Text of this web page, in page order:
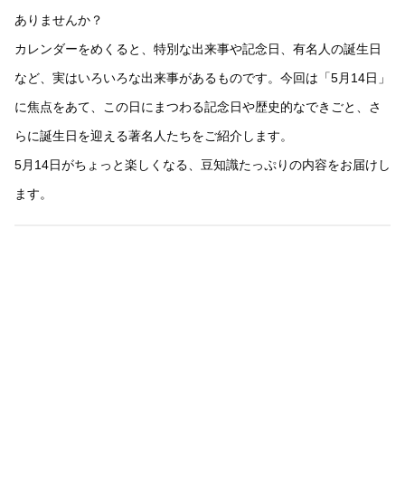
ありませんか？
カレンダーをめくると、特別な出来事や記念日、有名人の誕生日
など、実はいろいろな出来事があるものです。今回は「5月14日」
に焦点をあて、この日にまつわる記念日や歴史的なできごと、さ
らに誕生日を迎える著名人たちをご紹介します。
5月14日がちょっと楽しくなる、豆知識たっぷりの内容をお届けし
ます。